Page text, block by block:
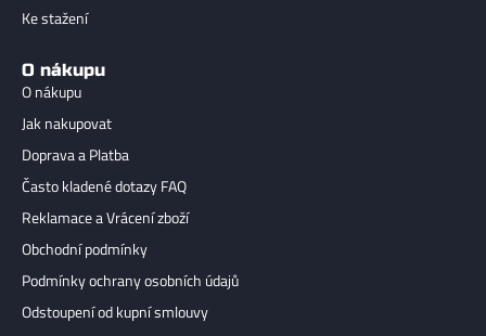
Ke stažení
O nákupu
O nákupu
Jak nakupovat
Doprava a Platba
Často kladené dotazy FAQ
Reklamace a Vrácení zboží
Obchodní podmínky
Podmínky ochrany osobních údajů
Odstoupení od kupní smlouvy